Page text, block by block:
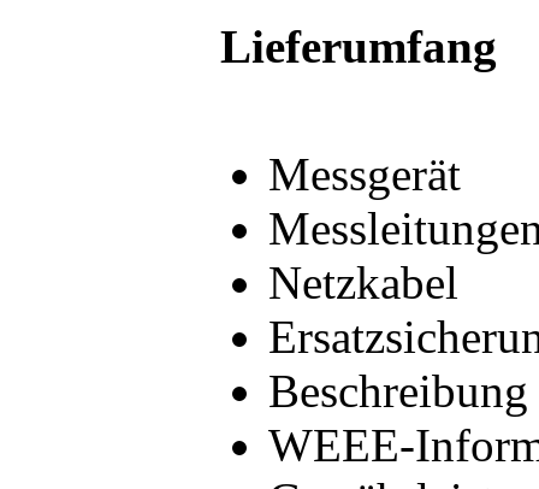
Lieferumfang
Messgerät
Netzkabel
WEEE-